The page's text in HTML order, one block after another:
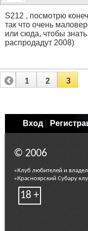
S212 , посмотрю
так что очень
или сюда, чтобы
распродадут 2008)
1 2 3
Вход
© 2006
«Клуб любителей и
«Красноярский Субару
18 +